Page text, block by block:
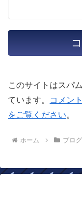
このサイトはスパ
ています。
コメン
をご覧ください。
ホーム ブログ